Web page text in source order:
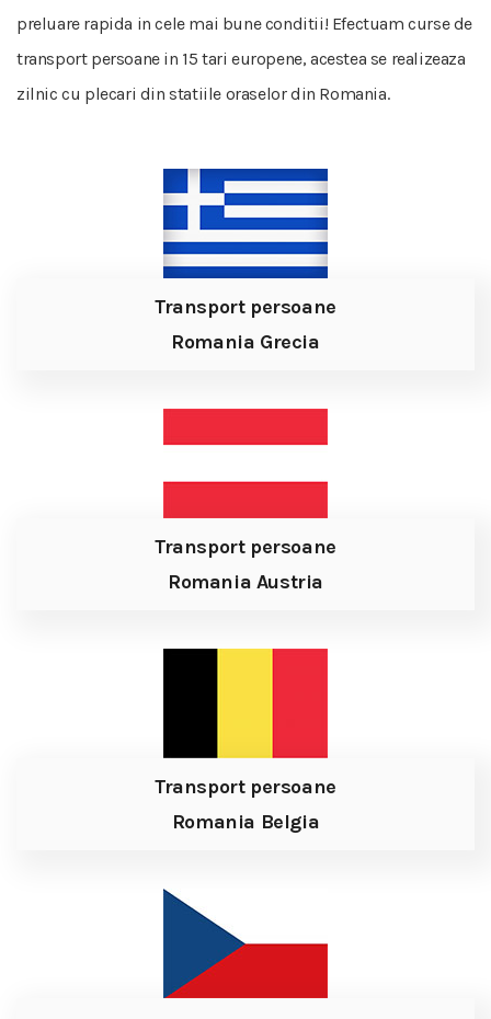
preluare rapida in cele mai bune conditii! Efectuam curse de
transport persoane in 15 tari europene, acestea se realizeaza
zilnic cu plecari din statiile oraselor din Romania.
Transport persoane
Romania Grecia
Transport persoane
Romania Austria
Transport persoane
Romania Belgia